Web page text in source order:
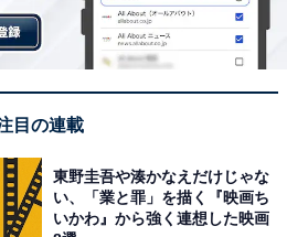
す。テンションをあげるのに最
いで』を歌っているとね世の
しいことなどを全て忘れられる
目の連載
東野圭吾や湊かなえだけじゃな
い、「業と罪」を描く『映画ち
いかわ』から強く連想した映画